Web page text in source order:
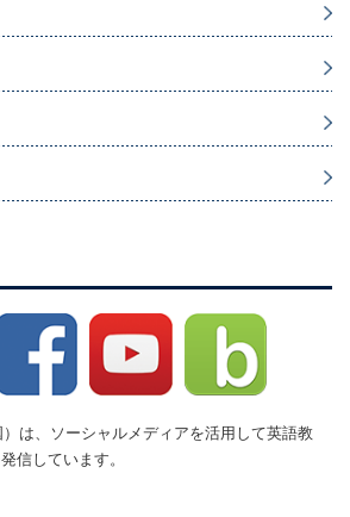
は、ソーシャルメディアを活用して英語教
信しています。